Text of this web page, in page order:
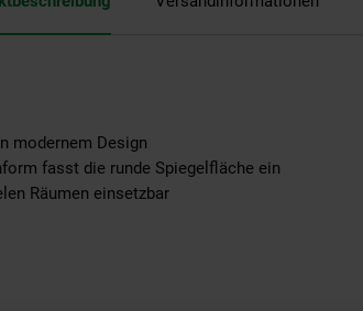
modernem Design
fasst die runde Spiegelfläche ein
Räumen einsetzbar